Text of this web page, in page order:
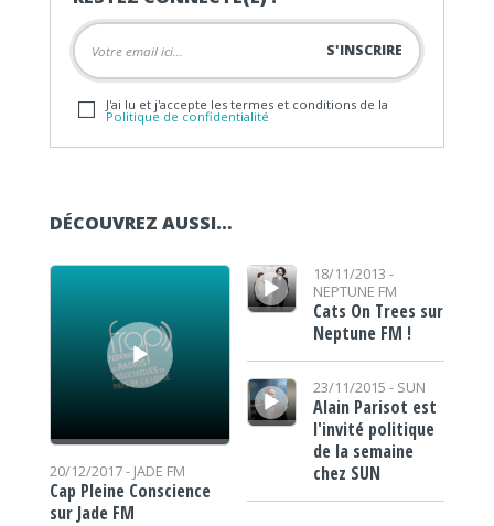
J'ai lu et j'accepte les termes et conditions de la
Politique de confidentialité
DÉCOUVREZ AUSSI…
Lecteur audio
20/12/2017 - JADE FM
Cap Pleine Conscience
sur Jade FM
Lecteur audio18/11/2013 -
NEPTUNE FM
Cats On Trees sur
Neptune FM !
Lecteur audio
23/11/2015 - SUN
Alain Parisot est
l'invité politique
de la semaine
chez SUN